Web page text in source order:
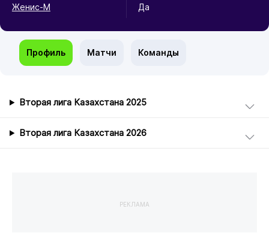
Женис-М Да
Профиль Матчи Команды
Вторая лига Казахстана 2025
Вторая лига Казахстана 2026
РЕКЛАМА